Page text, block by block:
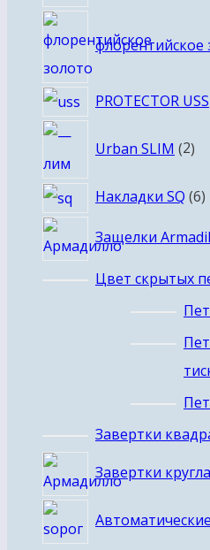
флорентийское
PROTECTOR USS
Urban SLIM 2
Накладки SQ 66
Защелки
Цвет скрытых
Завертки
Завертки